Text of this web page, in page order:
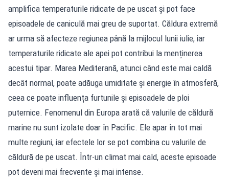
amplifica temperaturile ridicate de pe uscat și pot face
episoadele de caniculă mai greu de suportat. Căldura extremă
ar urma să afecteze regiunea până la mijlocul lunii iulie, iar
temperaturile ridicate ale apei pot contribui la menținerea
acestui tipar. Marea Mediterană, atunci când este mai caldă
decât normal, poate adăuga umiditate și energie în atmosferă,
ceea ce poate influența furtunile și episoadele de ploi
puternice. Fenomenul din Europa arată că valurile de căldură
marine nu sunt izolate doar în Pacific. Ele apar în tot mai
multe regiuni, iar efectele lor se pot combina cu valurile de
căldură de pe uscat. Într-un climat mai cald, aceste episoade
pot deveni mai frecvente și mai intense.